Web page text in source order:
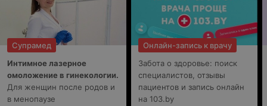
Супрамед
Интимное лазерное
омоложение в гинекологии.
Для женщин после родов и
в менопаузе
Онлайн-запись к врачу
Забота о здоровье: поиск
специалистов, отзывы
пациентов и запись онлайн
на 103.by